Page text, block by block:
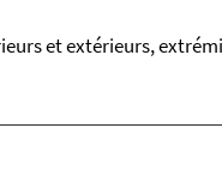
et extérieurs,